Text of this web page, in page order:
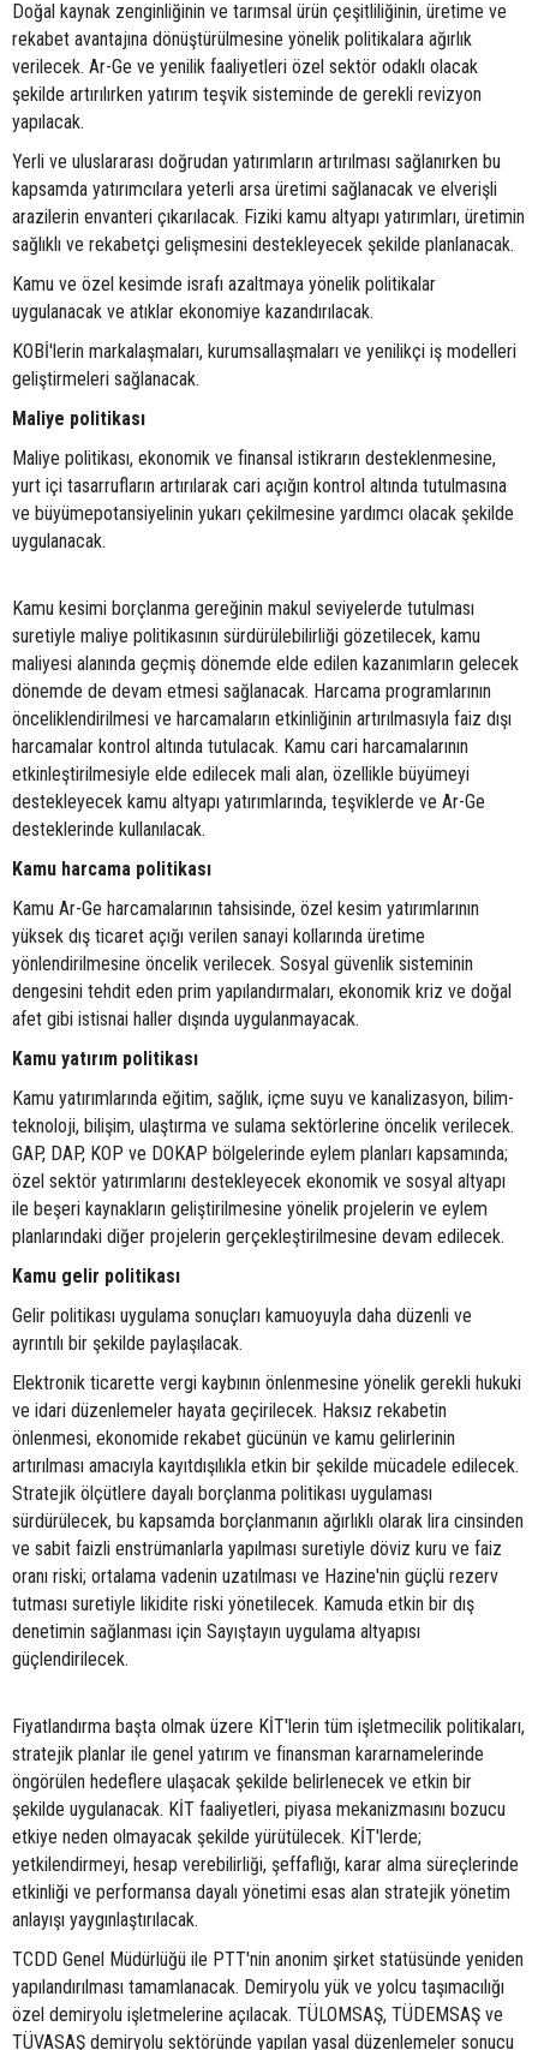
Doğal kaynak zenginliğinin ve tarımsal ürün çeşitliliğinin, üretime ve
rekabet avantajına dönüştürülmesine yönelik politikalara ağırlık
verilecek. Ar-Ge ve yenilik faaliyetleri özel sektör odaklı olacak
şekilde artırılırken yatırım teşvik sisteminde de gerekli revizyon
yapılacak.
Yerli ve uluslararası doğrudan yatırımların artırılması sağlanırken bu
kapsamda yatırımcılara yeterli arsa üretimi sağlanacak ve elverişli
arazilerin envanteri çıkarılacak. Fiziki kamu altyapı yatırımları, üretimin
sağlıklı ve rekabetçi gelişmesini destekleyecek şekilde planlanacak.
Kamu ve özel kesimde israfı azaltmaya yönelik politikalar
uygulanacak ve atıklar ekonomiye kazandırılacak.
KOBİ'lerin markalaşmaları, kurumsallaşmaları ve yenilikçi iş modelleri
geliştirmeleri sağlanacak.
Maliye politikası
Maliye politikası, ekonomik ve finansal istikrarın desteklenmesine,
yurt içi tasarrufların artırılarak cari açığın kontrol altında tutulmasına
ve büyümepotansiyelinin yukarı çekilmesine yardımcı olacak şekilde
uygulanacak.
Kamu kesimi borçlanma gereğinin makul seviyelerde tutulması
suretiyle maliye politikasının sürdürülebilirliği gözetilecek, kamu
maliyesi alanında geçmiş dönemde elde edilen kazanımların gelecek
dönemde de devam etmesi sağlanacak. Harcama programlarının
önceliklendirilmesi ve harcamaların etkinliğinin artırılmasıyla faiz dışı
harcamalar kontrol altında tutulacak. Kamu cari harcamalarının
etkinleştirilmesiyle elde edilecek mali alan, özellikle büyümeyi
destekleyecek kamu altyapı yatırımlarında, teşviklerde ve Ar-Ge
desteklerinde kullanılacak.
Kamu harcama politikası
Kamu Ar-Ge harcamalarının tahsisinde, özel kesim yatırımlarının
yüksek dış ticaret açığı verilen sanayi kollarında üretime
yönlendirilmesine öncelik verilecek. Sosyal güvenlik sisteminin
dengesini tehdit eden prim yapılandırmaları, ekonomik kriz ve doğal
afet gibi istisnai haller dışında uygulanmayacak.
Kamu yatırım politikası
Kamu yatırımlarında eğitim, sağlık, içme suyu ve kanalizasyon, bilim-
teknoloji, bilişim, ulaştırma ve sulama sektörlerine öncelik verilecek.
GAP, DAP, KOP ve DOKAP bölgelerinde eylem planları kapsamında;
özel sektör yatırımlarını destekleyecek ekonomik ve sosyal altyapı
ile beşeri kaynakların geliştirilmesine yönelik projelerin ve eylem
planlarındaki diğer projelerin gerçekleştirilmesine devam edilecek.
Kamu gelir politikası
Gelir politikası uygulama sonuçları kamuoyuyla daha düzenli ve
ayrıntılı bir şekilde paylaşılacak.
Elektronik ticarette vergi kaybının önlenmesine yönelik gerekli hukuki
ve idari düzenlemeler hayata geçirilecek. Haksız rekabetin
önlenmesi, ekonomide rekabet gücünün ve kamu gelirlerinin
artırılması amacıyla kayıtdışılıkla etkin bir şekilde mücadele edilecek.
Stratejik ölçütlere dayalı borçlanma politikası uygulaması
sürdürülecek, bu kapsamda borçlanmanın ağırlıklı olarak lira cinsinden
ve sabit faizli enstrümanlarla yapılması suretiyle döviz kuru ve faiz
oranı riski; ortalama vadenin uzatılması ve Hazine'nin güçlü rezerv
tutması suretiyle likidite riski yönetilecek. Kamuda etkin bir dış
denetimin sağlanması için Sayıştayın uygulama altyapısı
güçlendirilecek.
Fiyatlandırma başta olmak üzere KİT'lerin tüm işletmecilik politikaları,
stratejik planlar ile genel yatırım ve finansman kararnamelerinde
öngörülen hedeflere ulaşacak şekilde belirlenecek ve etkin bir
şekilde uygulanacak. KİT faaliyetleri, piyasa mekanizmasını bozucu
etkiye neden olmayacak şekilde yürütülecek. KİT'lerde;
yetkilendirmeyi, hesap verebilirliği, şeffaflığı, karar alma süreçlerinde
etkinliği ve performansa dayalı yönetimi esas alan stratejik yönetim
anlayışı yaygınlaştırılacak.
TCDD Genel Müdürlüğü ile PTT'nin anonim şirket statüsünde yeniden
yapılandırılması tamamlanacak. Demiryolu yük ve yolcu taşımacılığı
özel demiryolu işletmelerine açılacak. TÜLOMSAŞ, TÜDEMSAŞ ve
TÜVASAŞ demiryolu sektöründe yapılan yasal düzenlemeler sonucu